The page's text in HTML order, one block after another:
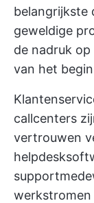
belangrijkste
geweldige
de nadruk
van het
callcenters
vertrouwen